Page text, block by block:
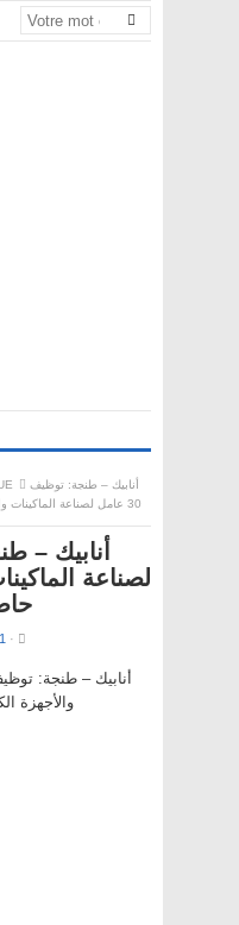
أنابيك – طنجة: توظيف
30 عامل لصناعة الماكينات والأجهزة الكهربائية حاصلين على دبلوم تقني
لصناعة
·